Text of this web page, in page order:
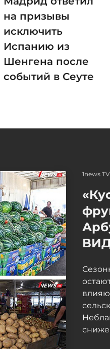
на призывы
исключить
Испанию из
Шенгена после
событий в Сеуте
1news TV